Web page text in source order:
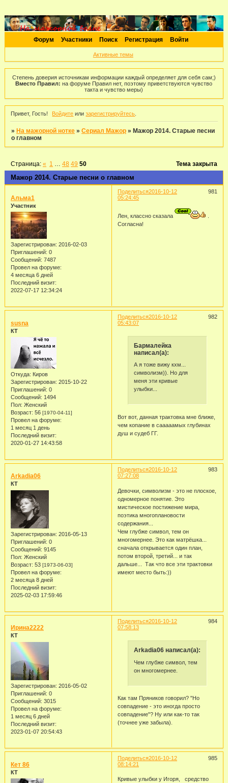
Форум Участники Поиск Регистрация Войти
Активные темы
Степень доверия источникам информации каждый определяет для себя сам;)
Вместо Правил: на форуме Правил нет, поэтому приветствуются чувство
такта и чувство меры)
Привет, Гость! Войдите илизарегистрируйтесь
» На мажорной нотке »Сериал Мажор » Мажор 2014. Старые песни
о главном
Мажор 2014. Старые песни о главном
Страница:« 1 48 49 50 Тема закрыта
Поделиться 981
2016-10-12
05:24:45
Альма1
Участник
Зарегистрирован: 2016-02-03
Приглашений: 0
Сообщений: 7487
Провел на форуме:
4 месяца 6 дней
Последний визит:
2022-07-17 12:34:24
Лен, классно сказала
Согласна!
Поделиться 982
2016-10-12
05:43:07
susna
КТ
Откуда: Киров
Зарегистрирован: 2015-10-22
Приглашений: 0
Сообщений: 1494
Пол: Женский
Возраст: 56 [1970-04-11]
Провел на форуме:
1 месяц 1 день
Последний визит:
2020-01-27 14:43:58
Бармалейка
написал(а):
А я тоже вижу кхм...
символизм)). Но для
меня эти кривые
улыбки...
Вот вот, данная трактовка мне ближе,
чем копание в сааааамых глубинах
душ и судеб ГГ.
Поделиться 983
2016-10-12
07:27:08
Arkadia06
КТ
Зарегистрирован: 2016-05-13
Приглашений: 0
Сообщений: 9145
Пол: Женский
Возраст: 53 [1973-06-03]
Провел на форуме:
2 месяца 8 дней
Последний визит:
2025-02-03 17:59:46
Девочки, символизм - это не плоское,
одномерное понятие. Это
мистическое постижение мира,
поэтика многоплановости
содержания...
Чем глубже символ, тем он
многомернее. Это как матрёшка...
сначала открывается один план,
потом второй, третий... и так
дальше... Так что все эти трактовки
имеют место быть:))
Поделиться 984
2016-10-12
07:58:13
Ирина2222
КТ
Зарегистрирован: 2016-05-02
Приглашений: 0
Сообщений: 3015
Провел на форуме:
1 месяц 6 дней
Последний визит:
2023-01-07 20:54:43
Arkadia06 написал(а):
Чем глубже символ, тем
он многомернее.
Как там Пряников говорил? "Но
совпадение - это иногда просто
совпадение"? Ну или как-то так
(точнее уже забыла).
Поделиться 985
2016-10-12
08:14:21
Кет 86
КТ
Кривые улыбки у Игоря, средство